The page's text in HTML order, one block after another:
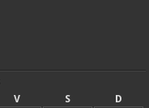
V S
D